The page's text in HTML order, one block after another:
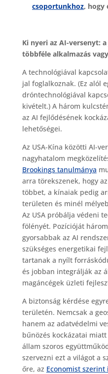
csoportunkhoz, hogy
Ki nyeri az AI-versenyt:
többféle alkalmazás
A technológiával
jal foglalkoznak. (Ez alól
dróntechnológiával
kivételt.) A három
az AI fejlődésének
lehetőségei.
Az USA-Kína közötti AI-
nagyhatalom
Brookings tanulmánya
arra törekszenek, hogy
többet, a kínaiak pedig
területen és minél
Az USA próbálja védeni
fölényét. Pozícióját
gyorsabbak az AI
szükséges energetikai
tartanak a nyílt
és jobban integrálják az
magáncégek üzleti
A biztonság kérdése
területén. Nemcsak a
hanem az adatvédelmi
bűnözés kockázatai
állam szoros
szervezni ezt a világot a
őre, az Economist szerint